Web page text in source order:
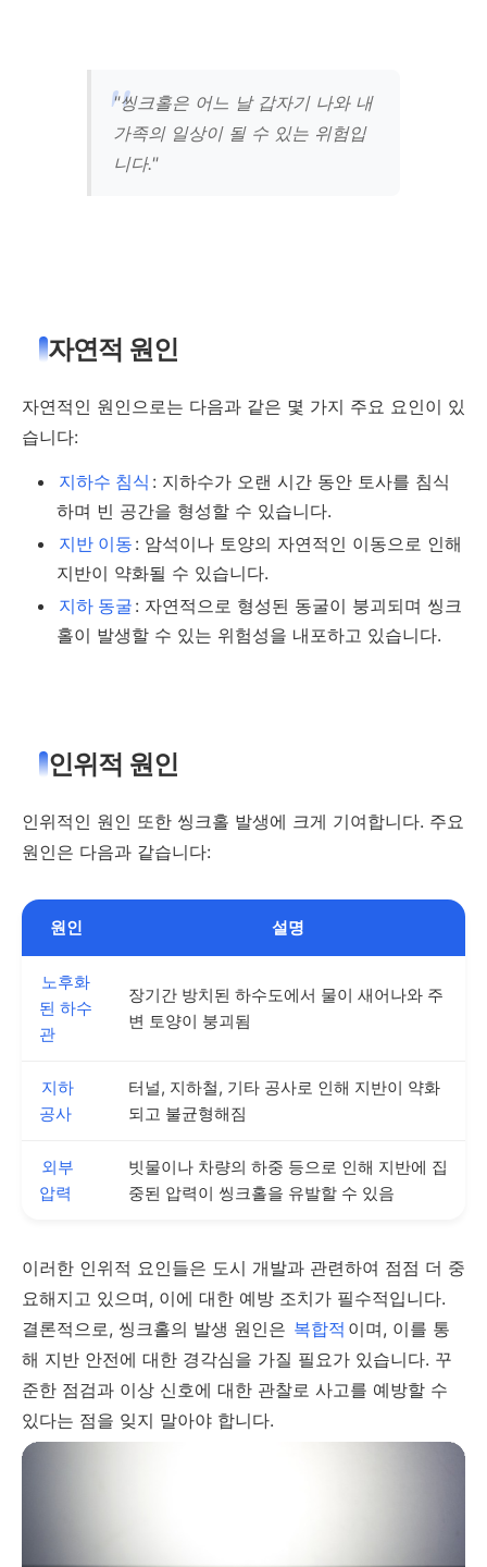
"씽크홀은 어느 날 갑자기 나와 내
가족의 일상이 될 수 있는 위험입
니다."
자연적 원인
자연적인 원인으로는 다음과 같은 몇 가지 주요 요인이 있
습니다:
지하수 침식 : 지하수가 오랜 시간 동안 토사를 침식
하며 빈 공간을 형성할 수 있습니다.
지반 이동 : 암석이나 토양의 자연적인 이동으로 인해
지반이 약화될 수 있습니다.
지하 동굴 : 자연적으로 형성된 동굴이 붕괴되며 씽크
홀이 발생할 수 있는 위험성을 내포하고 있습니다.
인위적 원인
인위적인 원인 또한 씽크홀 발생에 크게 기여합니다. 주요
원인은 다음과 같습니다:
원인 설명
노후화
된 하수
관
장기간 방치된 하수도에서 물이 새어나와 주
변 토양이 붕괴됨
지하
공사
터널, 지하철, 기타 공사로 인해 지반이 약화
되고 불균형해짐
외부
압력
빗물이나 차량의 하중 등으로 인해 지반에 집
중된 압력이 씽크홀을 유발할 수 있음
이러한 인위적 요인들은 도시 개발과 관련하여 점점 더 중
요해지고 있으며, 이에 대한 예방 조치가 필수적입니다.
결론적으로, 씽크홀의 발생 원인은 복합적 이며, 이를 통
해 지반 안전에 대한 경각심을 가질 필요가 있습니다. 꾸
준한 점검과 이상 신호에 대한 관찰로 사고를 예방할 수
있다는 점을 잊지 말아야 합니다.